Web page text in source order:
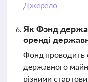
Джерело
Як Фонд
оренді
Фонд проводить
державного
різними